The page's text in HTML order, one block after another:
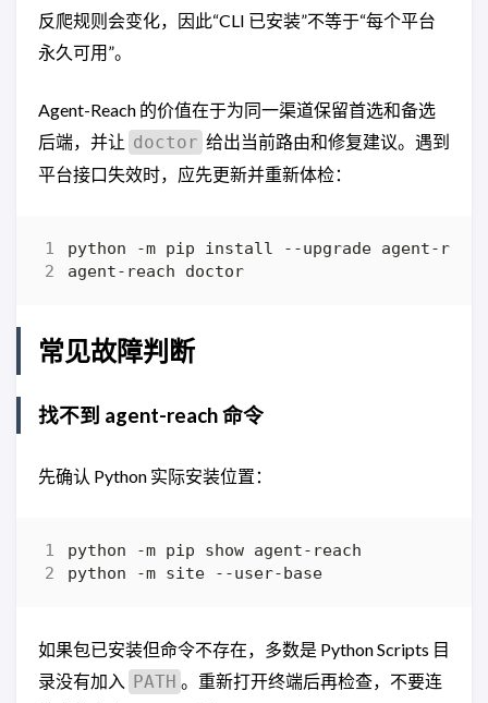
反爬规则会变化，因此“CLI 已安装”不等于“每个平台
永久可用”。
Agent-Reach 的价值在于为同一渠道保留首选和备选
后端，并让 doctor 给出当前路由和修复建议。遇到
平台接口失效时，应先更新并重新体检：
常见故障判断
找不到 agent-reach 命令
先确认 Python 实际安装位置：
如果包已安装但命令不存在，多数是 Python Scripts 目
录没有加入 PATH 。重新打开终端后再检查，不要连